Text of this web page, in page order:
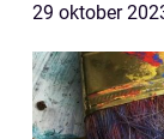
29 oktober